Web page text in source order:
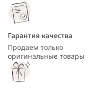
Гарантия качества
Продаем только
оригинальные товары